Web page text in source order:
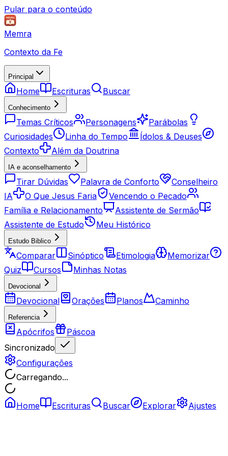
Pular para o conteúdo
Memra
Contexto da Fe
Principal
Home Escrituras Buscar
Conhecimento
Temas Críticos Personagens
Parábolas
Curiosidades
Linha do Tempo
Ídolos & Deuses
Contexto
Além da Doutrina
IA e aconselhamento
Tirar Dúvidas Palavra de Conforto
Conselheiro
IA
O Que Jesus Faria
Vencendo o Pecado
Família e Relacionamento
Assistente de Sermão
Assistente de Estudo
Meu Histórico
Estudo Biblico
Comparar Sinóptico Etimologia
Memorizar
Quiz
Cursos Minhas Notas
Devocional
Devocional Orações Planos Caminho
Referencia
Apócrifos
Páscoa
Sincronizado
Configurações
Carregando...
Home Escrituras Buscar Explorar Ajustes